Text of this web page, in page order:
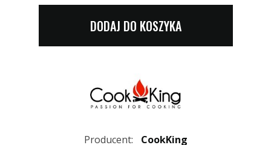
DODAJ DO KOSZYKA
Producent:
CookKing